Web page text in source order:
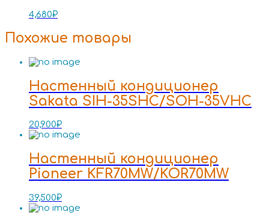
4,680₽
Похожие товары
Настенный кондиционер
Sakata SIH-35SHC/SOH-35VHC
20,900₽
Настенный кондиционер
Pioneer KFR70MW/KOR70MW
39,500₽